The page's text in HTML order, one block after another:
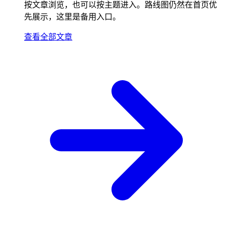
按文章浏览，也可以按主题进入。路线图仍然在首页优
先展示，这里是备用入口。
查看全部文章